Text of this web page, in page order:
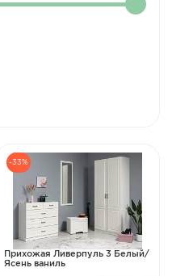
-33%
Прихожая Ливерпуль 3 Белый/
Ясень ваниль